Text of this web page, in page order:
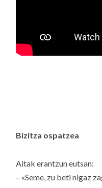
Bizitza ospatzea
Aitak erantzun eutsan:
– «Seme, zu beti nigaz